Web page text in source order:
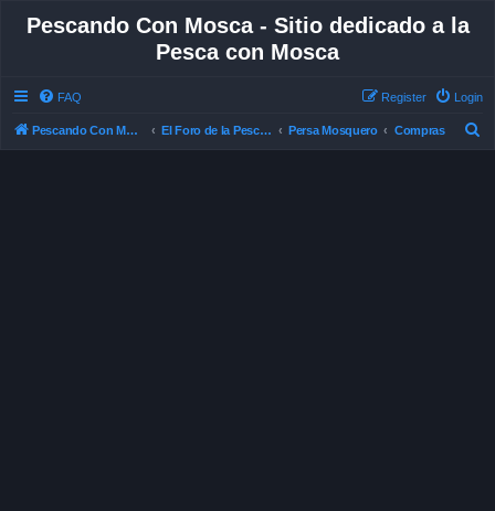
Pescando Con Mosca - Sitio dedicado a la
Pesca con Mosca
FAQ Login
Register
Pescando Con Mosca El Foro de la Pesca con Mosca en Chile Persa Mosquero Compras